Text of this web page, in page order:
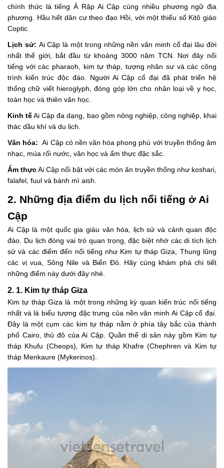
chính thức là tiếng Ả Rập Ai Cập cùng nhiều phương ngữ địa
phương. Hầu hết dân cư theo đạo Hồi, với một thiểu số Kitô giáo
Coptic.
Lịch sử: Ai Cập là một trong những nền văn minh cổ đại lâu đời
nhất thế giới, bắt đầu từ khoảng 3000 năm TCN. Nơi đây nổi
tiếng với các pharaoh, kim tự tháp, tượng nhân sư và các công
trình kiến trúc độc đáo. Người Ai Cập cổ đại đã phát triển hệ
thống chữ viết hieroglyph, đóng góp lớn cho nhân loại về y học,
toán học và thiên văn học.
Kinh tếAi Cập đa dạng, bao gồm nông nghiệp, công nghiệp, khai
thác dầu khí và du lịch.
Văn hóa: Ai Cập có nền văn hóa phong phú với truyền thống âm
nhạc, múa rối nước, văn học và ẩm thực đặc sắc.
Ẩm thựcAi Cập nổi bật với các món ăn truyền thống như koshari,
falafel, fuul và bánh mì aish.
2. Những địa điểm du lịch nổi tiếng ở Ai
Cập
Ai Cập là một quốc gia giàu văn hóa, lịch sử và cảnh quan độc
đáo. Du lịch đóng vai trò quan trọng, đặc biệt nhờ các di tích lịch
sử và các điểm đến nổi tiếng như Kim tự tháp Giza, Thung lũng
các vị vua, Sông Nile và Biển Đỏ. Hãy cùng khám phá chi tiết
những điểm này dưới đây nhé.
2. 1. Kim tự tháp Giza
Kim tự tháp Giza là một trong những kỳ quan kiến trúc nổi tiếng
nhất và là biểu tượng đặc trưng của nền văn minh Ai Cập cổ đại.
Đây là một cụm các kim tự tháp nằm ở phía tây bắc của thành
phố Cairo, thủ đô của Ai Cập. Quần thể di sản này gồm Kim tự
tháp Khufu (Cheops), Kim tự tháp Khafre (Chephren và Kim tự
tháp Menkaure (Mykerinos).